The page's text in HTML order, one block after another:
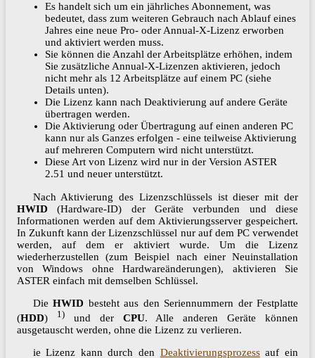
Es handelt sich um ein jährliches Abonnement, was
bedeutet, dass zum weiteren Gebrauch nach Ablauf eines
Jahres eine neue Pro- oder Annual-X-Lizenz erworben
und aktiviert werden muss.
Sie können die Anzahl der Arbeitsplätze erhöhen, indem
Sie zusätzliche Annual-X-Lizenzen aktivieren, jedoch
nicht mehr als 12 Arbeitsplätze auf einem PC (siehe
Details unten).
Die Lizenz kann nach Deaktivierung auf andere Geräte
übertragen werden.
Die Aktivierung oder Übertragung auf einen anderen PC
kann nur als Ganzes erfolgen - eine teilweise Aktivierung
auf mehreren Computern wird nicht unterstützt.
Diese Art von Lizenz wird nur in der Version ASTER
2.51 und neuer unterstützt.
Nach Aktivierung des Lizenzschlüssels ist dieser mit der
HWID(Hardware-ID) der Geräte verbunden und diese
Informationen werden auf dem Aktivierungsserver gespeichert.
In Zukunft kann der Lizenzschlüssel nur auf dem PC verwendet
werden, auf dem er aktiviert wurde. Um die Lizenz
wiederherzustellen (zum Beispiel nach einer Neuinstallation
von Windows ohne Hardwareänderungen), aktivieren Sie
ASTER einfach mit demselben Schlüssel.
Die HWID besteht aus den Seriennummern der Festplatte
(HDD) 1)und der CPU. Alle anderen Geräte können
ausgetauscht werden, ohne die Lizenz zu verlieren.
ie Lizenz kann durch den Deaktivierungsprozessauf ein